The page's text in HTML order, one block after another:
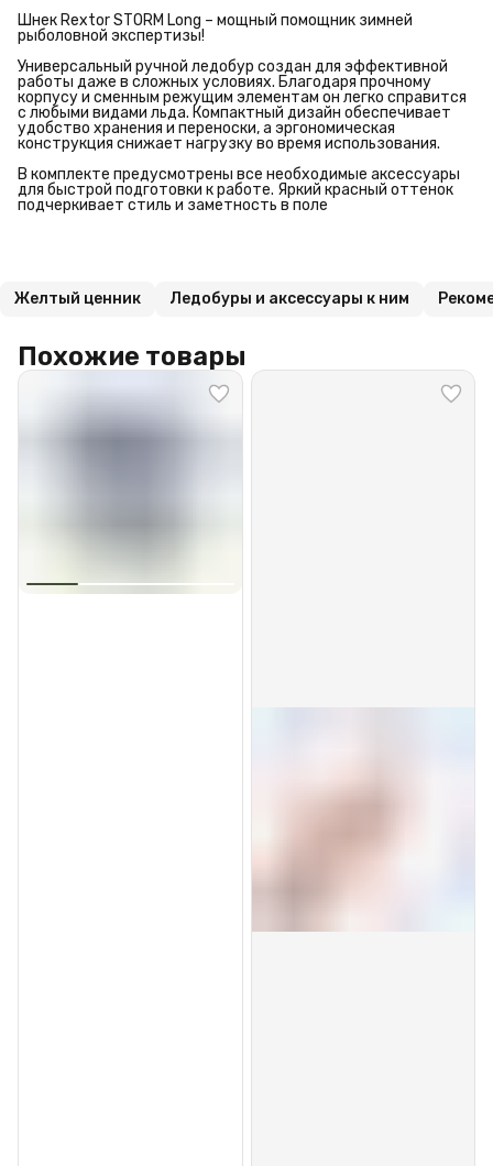
Шнек Rextor STORM Long – мощный помощник зимней
рыболовной экспертизы!
Универсальный ручной ледобур создан для эффективной
работы даже в сложных условиях. Благодаря прочному
корпусу и сменным режущим элементам он легко справится
с любыми видами льда. Компактный дизайн обеспечивает
удобство хранения и переноски, а эргономическая
конструкция снижает нагрузку во время использования.
В комплекте предусмотрены все необходимые аксессуары
для быстрой подготовки к работе. Яркий красный оттенок
подчеркивает стиль и заметность в поле
Желтый ценник Ледобуры и аксессуары к ним
Похожие товары